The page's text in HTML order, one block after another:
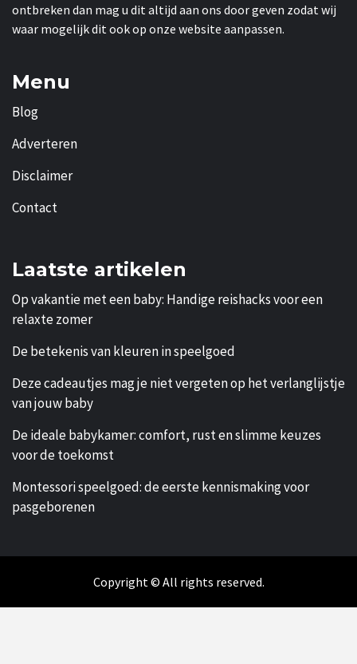
ontbreken dan mag u dit altijd aan ons door geven zodat wij
waar mogelijk dit ook op onze website aanpassen.
Menu
Blog
Adverteren
Disclaimer
Contact
Laatste artikelen
Op vakantie met een baby: Handige reishacks voor een
relaxte zomer
De betekenis van kleuren in speelgoed
Deze cadeautjes mag je niet vergeten op het verlanglijstje
van jouw baby
De ideale babykamer: comfort, rust en slimme keuzes
voor de toekomst
Montessori speelgoed: de eerste kennismaking voor
pasgeborenen
Copyright © All rights reserved.